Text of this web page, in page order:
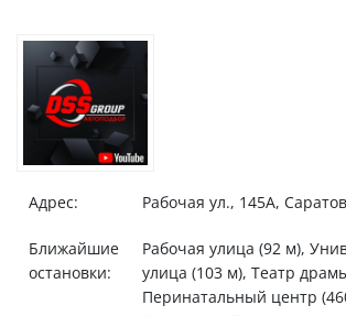
Адрес: Рабочая ул., 145А, Саратов
Ближайшие
остановки:
Рабочая улица (92 м),
улица (103 м), Театр
Перинатальный центр